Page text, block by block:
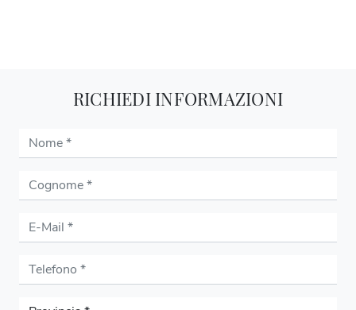
RICHIEDI INFORMAZIONI